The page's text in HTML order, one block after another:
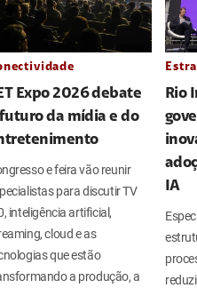
Expo 2026 debate
da mídia e do
e feira vão reunir
para discutir TV
inteligência artificial,
cloud e as
que estão
a produção, a
Rio
IA